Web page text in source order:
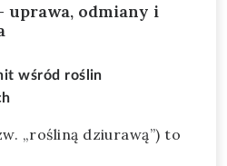
uprawa, odmiany i
wśród roślin
„rośliną dziurawą”) to